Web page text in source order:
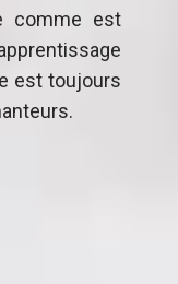
comme est
est toujours